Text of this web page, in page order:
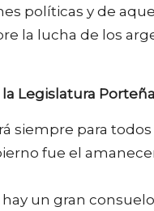
políticas y de
la lucha de los
Legislatura
siempre para
fue el
un gran